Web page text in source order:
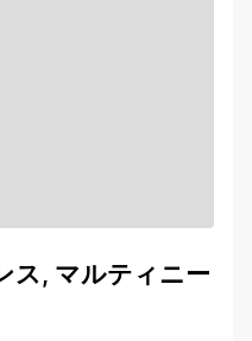
ス, マルティニー